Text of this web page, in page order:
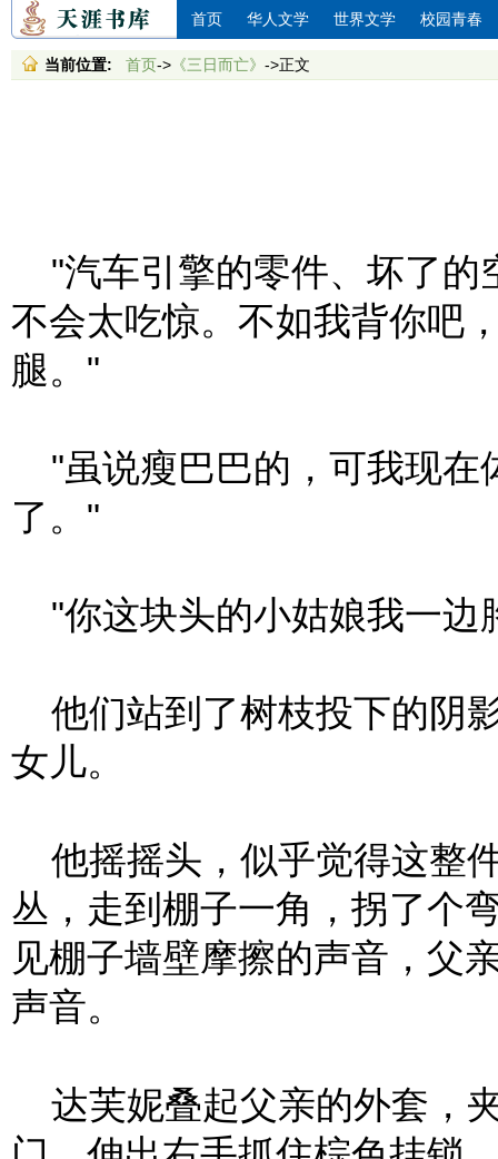
首页 华人文学 世界文学 校园青春
当前位置: 首页-> 《三日而亡》 ->正文
"汽车引擎的零件、坏了的
不会太吃惊。不如我背你吧
腿。"
"虽说瘦巴巴的，可我现在
了。"
"你这块头的小姑娘我一边
他们站到了树枝投下的阴
女儿。
他摇摇头，似乎觉得这整
丛，走到棚子一角，拐了个
见棚子墙壁摩擦的声音，父
声音。
达芙妮叠起父亲的外套，